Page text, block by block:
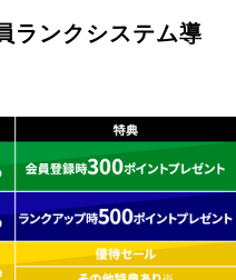
ランクシステム導